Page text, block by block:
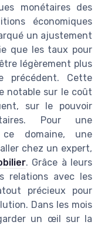
monétaires des
économiques
un ajustement
que les taux pour
légèrement plus
précédent. Cette
notable sur le coût
sur le pouvoir
Pour une
ce domaine, une
chez un expert,
. Grâce à leurs
relations avec les
précieux pour
Dans les mois
un œil sur la